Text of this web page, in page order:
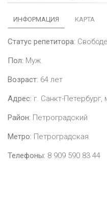
ИНФОРМАЦИЯ КАРТА
Статус репетитора:
Пол: Муж.
Возраст: 64 лет
Адрес: г. Санкт-
Район: Петроградский
Метро: Петроградская
Телефоны: 8 909 590 83 44